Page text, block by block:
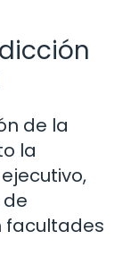
de la
la
facultades